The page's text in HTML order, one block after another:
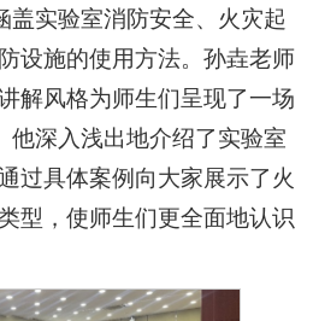
盖实验室消防安全、火灾起
设施的使用方法。孙垚老师
解风格为师生们呈现了一场
他深入浅出地介绍了实验室
过具体案例向大家展示了火
型，使师生们更全面地认识